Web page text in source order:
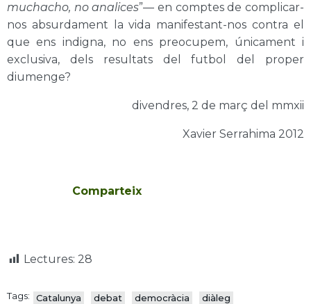
muchacho, no analices”— en comptes de complicar-
nos absurdament la vida manifestant-nos contra el
que ens indigna, no ens preocupem, únicament i
exclusiva, dels resultats del futbol del proper
diumenge?
divendres, 2 de març del mmxii
Xavier Serrahima 2012
Comparteix
Lectures: 28
Tags: Catalunya debat democràcia
diàleg